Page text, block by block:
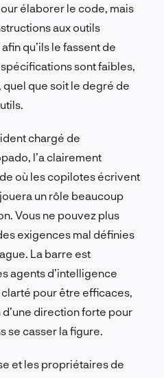
élaborer le code, mais
aux outils
qu’ils le fassent de
sont faibles,
que soit le degré de
chargé de
l’a clairement
où les copilotes écrivent
un rôle beaucoup
Vous ne pouvez plus
exigences mal définies
La barre est
agents d’intelligence
pour être efficaces,
direction forte pour
se casser la figure.
et les propriétaires de